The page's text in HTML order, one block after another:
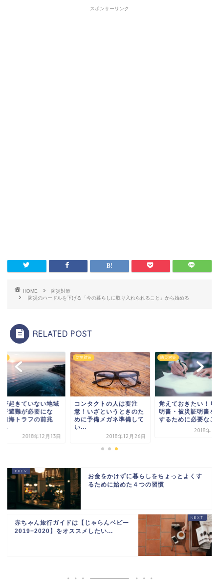
スポンサーリンク
HOME
防災対策
防災のハードルを下げる「今の暮らしに取り入れられること」から始める
RELATED POST
が起きていない地域
斉避難が必要にな
南海トラフの前兆
...
2018年12月13日
防災対策
コンタクトの人は要注
意！いざというときのた
めに予備メガネ準備して
い...
2018年12月26日
防災対策
覚えておきたい！り
明書・被災証明書を
するために必要なこ
2018年12
お金をかけずに暮らしをちょっとよくす
るために始めた４つの習慣
赤ちゃん旅行ガイドは【じゃらんベビー
2019−2020】をオススメしたい...